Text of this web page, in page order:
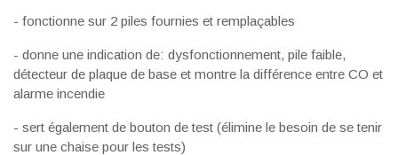
- fonctionne sur 2 piles fournies et remplaçables
- donne une indication de: dysfonctionnement, pile faible,
détecteur de plaque de base et montre la différence entre CO et
alarme incendie
- sert également de bouton de test (élimine le besoin de se tenir
sur une chaise pour les tests)